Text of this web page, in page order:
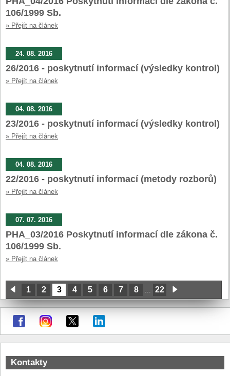
106/1999 Sb.
» Přejít na článek
24. 08. 2016
26/2016 - poskytnutí informací (výsledky kontrol)
» Přejít na článek
04. 08. 2016
23/2016 - poskytnutí informací (výsledky kontrol)
» Přejít na článek
04. 08. 2016
22/2016 - poskytnutí informací (metody rozborů)
» Přejít na článek
07. 07. 2016
PHA_03/2016 Poskytnutí informací dle zákona č.
106/1999 Sb.
» Přejít na článek
1 2 3 4 5 6 7 8 22
Kontakty